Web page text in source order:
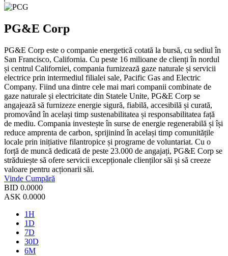
PG&E Corp
PG&E Corp este o companie energetică cotată la bursă, cu sediul în
San Francisco, California. Cu peste 16 milioane de clienți în nordul
și centrul Californiei, compania furnizează gaze naturale și servicii
electrice prin intermediul filialei sale, Pacific Gas and Electric
Company. Fiind una dintre cele mai mari companii combinate de
gaze naturale și electricitate din Statele Unite, PG&E Corp se
angajează să furnizeze energie sigură, fiabilă, accesibilă și curată,
promovând în același timp sustenabilitatea și responsabilitatea față
de mediu. Compania investește în surse de energie regenerabilă și își
reduce amprenta de carbon, sprijinind în același timp comunitățile
locale prin inițiative filantropice și programe de voluntariat. Cu o
forță de muncă dedicată de peste 23.000 de angajați, PG&E Corp se
străduiește să ofere servicii excepționale clienților săi și să creeze
valoare pentru acționarii săi.
Vinde Cumpără
BID 0.0000
ASK 0.0000
1H
1D
7D
30D
6M